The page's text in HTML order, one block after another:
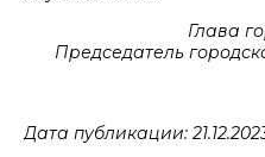
Глава
Председатель
Дата публикации: